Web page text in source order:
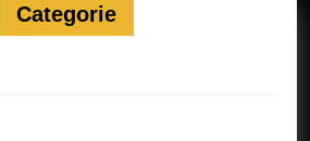
Categorie